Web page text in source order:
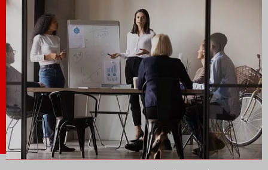
Поставка программного обеспечения и оборудования